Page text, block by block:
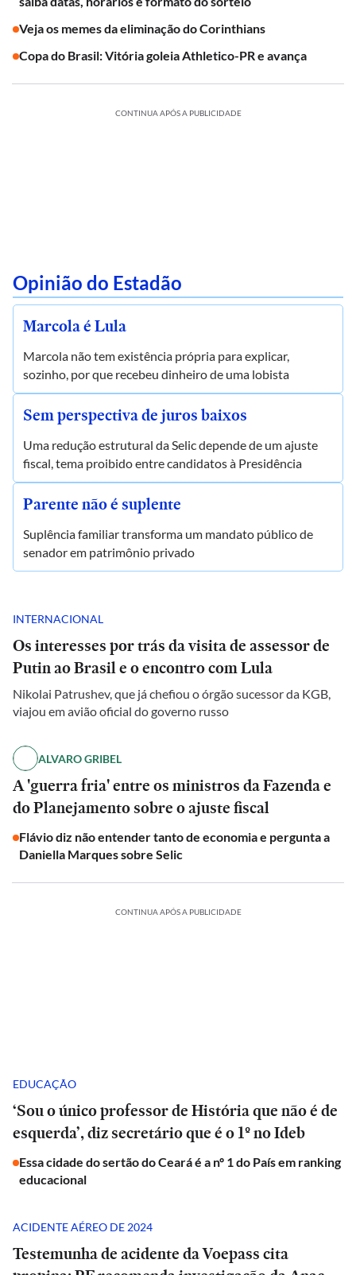
Veja os memes da eliminação do Corinthians
Copa do Brasil: Vitória goleia Athletico-PR e avança
CONTINUA APÓS A PUBLICIDADE
Opinião do Estadão
Marcola é Lula
Marcola não tem existência própria para explicar,
sozinho, por que recebeu dinheiro de uma lobista
Sem perspectiva de juros baixos
Uma redução estrutural da Selic depende de um ajuste
fiscal, tema proibido entre candidatos à Presidência
Parente não é suplente
Suplência familiar transforma um mandato público de
senador em patrimônio privado
INTERNACIONAL
Os interesses por trás da visita de assessor de
Putin ao Brasil e o encontro com Lula
Nikolai Patrushev, que já chefiou o órgão sucessor da KGB,
viajou em avião oficial do governo russo
ALVARO GRIBEL
A 'guerra fria' entre os ministros da Fazenda e
do Planejamento sobre o ajuste fiscal
Flávio diz não entender tanto de economia e pergunta a
Daniella Marques sobre Selic
CONTINUA APÓS A PUBLICIDADE
EDUCAÇÃO
‘Sou o único professor de História que não é de
esquerda’, diz secretário que é o 1º no Ideb
Essa cidade do sertão do Ceará é a nº 1 do País em ranking
educacional
ACIDENTE AÉREO DE 2024
Testemunha de acidente da Voepass cita